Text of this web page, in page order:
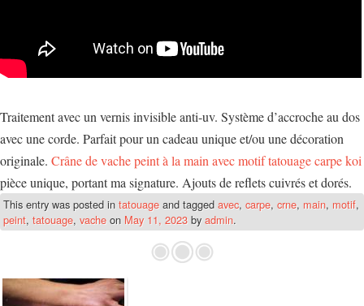
Traitement avec un vernis invisible anti-uv. Système d’accroche au dos
avec une corde. Parfait pour un cadeau unique et/ou une décoration
originale. Crâne de vache peint à la main avec motif tatouage carpe koi
pièce unique, portant ma signature. Ajouts de reflets cuivrés et dorés.
This entry was posted in tatouage and tagged avec, carpe, crne, main, motif,
peint, tatouage, vache on May 11, 2023 byadmin.